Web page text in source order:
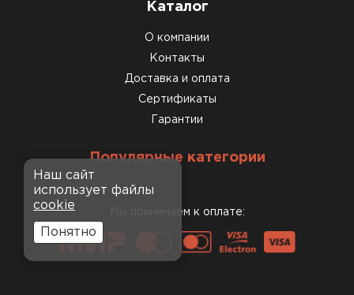
Каталог
О компании
Контакты
Доставка и оплата
Сертификаты
Гарантии
Популярные категории
Мы принимаем к оплате:
Наш сайт
использует файлы
cookie
Понятно